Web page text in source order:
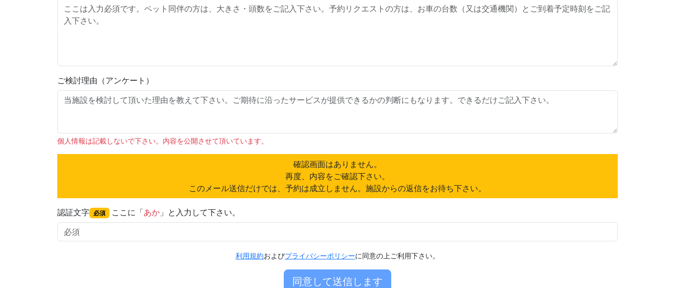
ご検討理由（アンケート）
個人情報は記載しないで下さい。内容を公開させて頂いています。
確認画面はありません。
再度、内容をご確認下さい。
このメール送信だけでは、予約は成立しません。施設からの返信をお待ち下さい。
認証文字 必須 ここに「あか」と入力して下さい。
利用規約およびプライバシーポリシーに同意の上ご利用下さい。